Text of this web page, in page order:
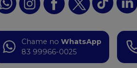
Chame no WhatsApp
83 99966-0025